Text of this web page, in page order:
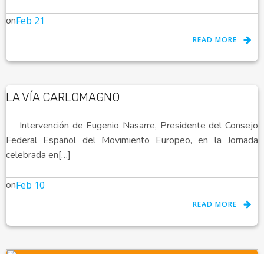
onFeb 21
READ MORE
LA VÍA CARLOMAGNO
Intervención de Eugenio Nasarre, Presidente del Consejo
Federal Español del Movimiento Europeo, en la Jornada
celebrada en[…]
onFeb 10
READ MORE